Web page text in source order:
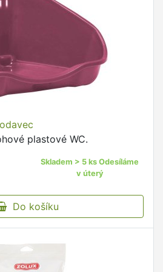
plastové WC.
Skladem > 5 ks Odesíláme
v úterý
Do košíku